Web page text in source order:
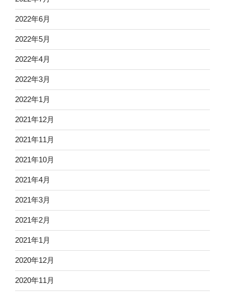
2022年6月
2022年5月
2022年4月
2022年3月
2022年1月
2021年12月
2021年11月
2021年10月
2021年4月
2021年3月
2021年2月
2021年1月
2020年12月
2020年11月